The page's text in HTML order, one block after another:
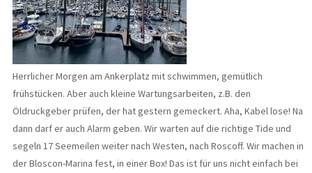
Herrlicher Morgen am Ankerplatz mit schwimmen, gemütlich
frühstücken. Aber auch kleine Wartungsarbeiten, z.B. den
Öldruckgeber prüfen, der hat gestern gemeckert. Aha, Kabel lose! Na
dann darf er auch Alarm geben. Wir warten auf die richtige Tide und
segeln 17 Seemeilen weiter nach Westen, nach Roscoff. Wir machen in
der Bloscon-Marina fest, in einer Box! Das ist für uns nicht einfach bei